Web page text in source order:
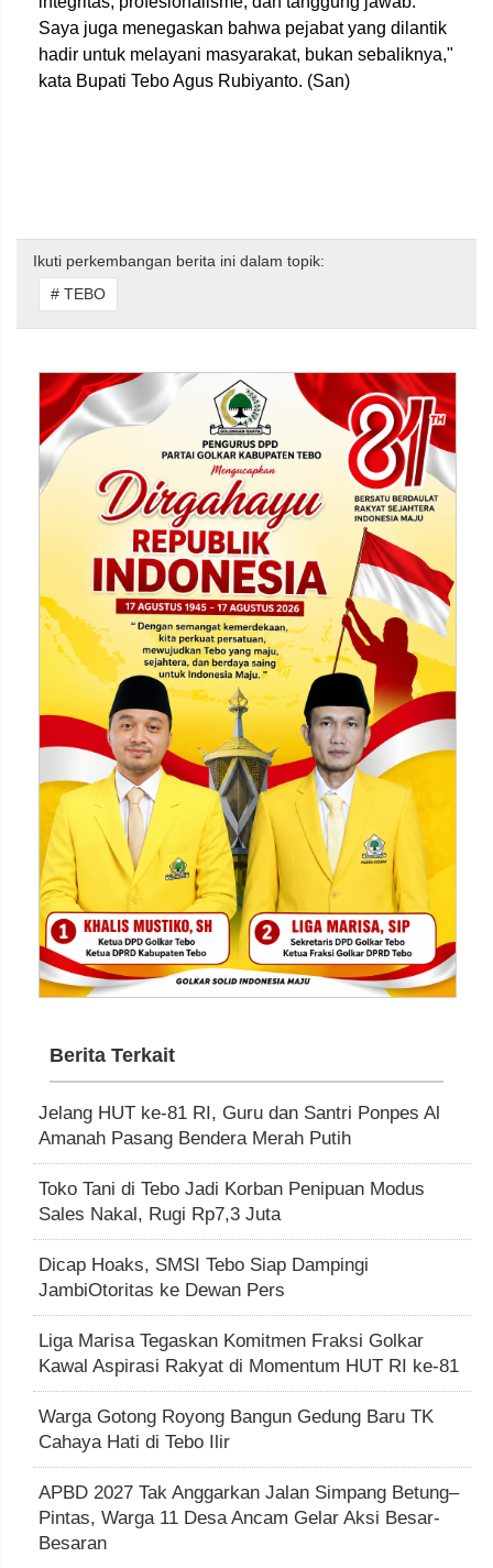
Saya juga menegaskan bahwa pejabat yang dilantik
hadir untuk melayani masyarakat, bukan sebaliknya,"
kata Bupati Tebo Agus Rubiyanto. (San)
Ikuti perkembangan berita ini dalam topik:
# TEBO
Berita Terkait
Jelang HUT ke-81 RI, Guru dan Santri Ponpes Al
Amanah Pasang Bendera Merah Putih
Toko Tani di Tebo Jadi Korban Penipuan Modus
Sales Nakal, Rugi Rp7,3 Juta
Dicap Hoaks, SMSI Tebo Siap Dampingi
JambiOtoritas ke Dewan Pers
Liga Marisa Tegaskan Komitmen Fraksi Golkar
Kawal Aspirasi Rakyat di Momentum HUT RI ke-81
Warga Gotong Royong Bangun Gedung Baru TK
Cahaya Hati di Tebo Ilir
APBD 2027 Tak Anggarkan Jalan Simpang Betung–
Pintas, Warga 11 Desa Ancam Gelar Aksi Besar-
Besaran